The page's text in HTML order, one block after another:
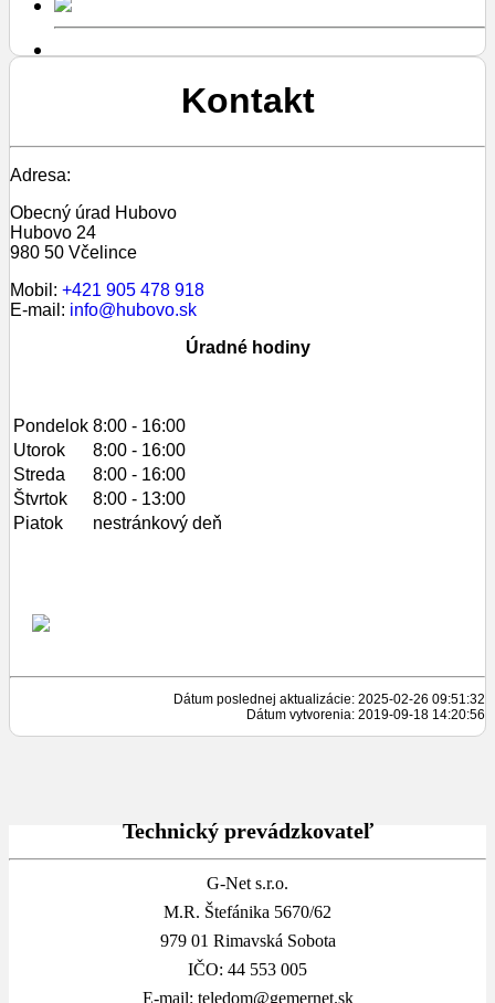
Kontakt
Adresa:
Obecný úrad Hubovo
Hubovo 24
980 50 Včelince
Mobil: +421 905 478 918
E-mail: info@hubovo.sk
Úradné hodiny
Pondelok 8:00 - 16:00
Utorok
8:00 - 16:00
Streda
8:00 - 16:00
Štvrtok
8:00 - 13:00
Piatok
nestránkový deň
Dátum poslednej aktualizácie: 2025-02-26 09:51:32
Dátum vytvorenia: 2019-09-18 14:20:56
Technický prevádzkovateľ
G-Net s.r.o.
M.R. Štefánika 5670/62
979 01 Rimavská Sobota
IČO: 44 553 005
E-mail: teledom@gemernet.sk